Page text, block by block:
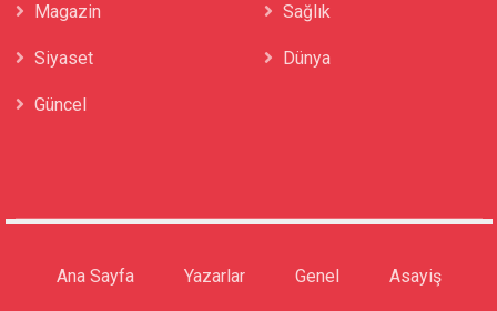
Magazin Sağlık
Siyaset Dünya
Güncel
Ana Sayfa Yazarlar Genel Asayiş